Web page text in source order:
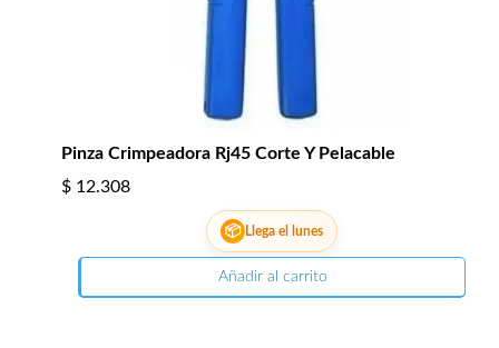
Pinza Crimpeadora Rj45 Corte Y Pelacable
$ 12.308
📦 Llega el lunes
Añadir al carrito